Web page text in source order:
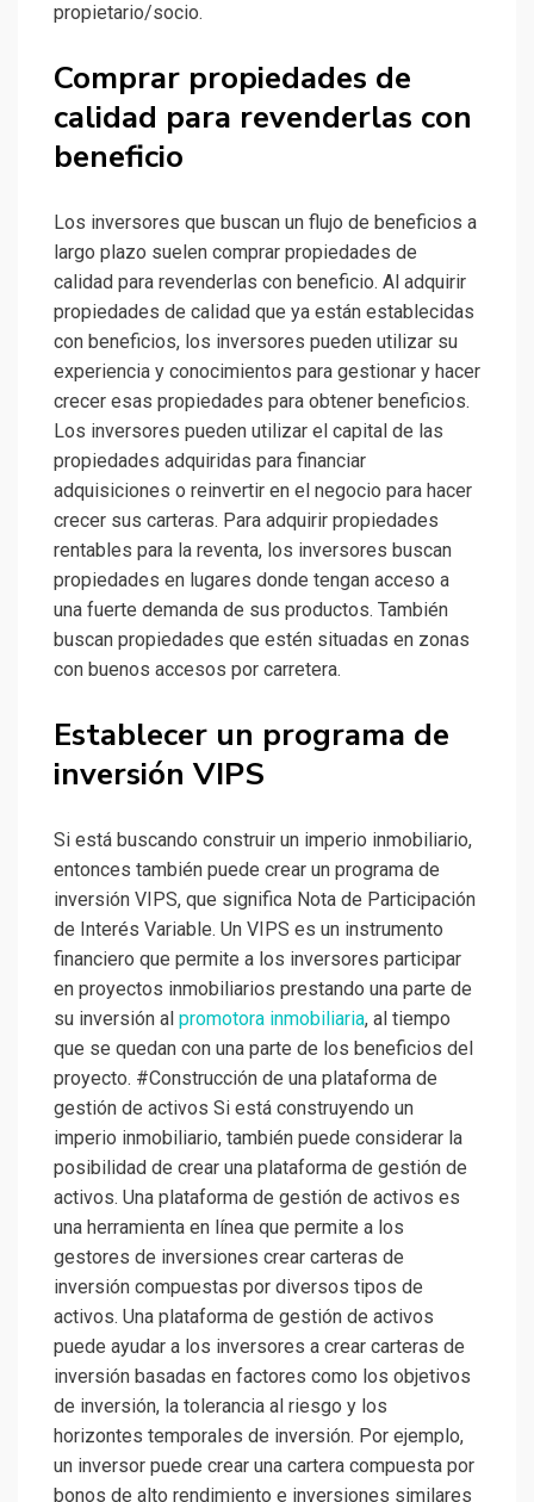
propietario/socio.
Comprar propiedades de
calidad para revenderlas con
beneficio
Los inversores que buscan un flujo de beneficios a
largo plazo suelen comprar propiedades de
calidad para revenderlas con beneficio. Al adquirir
propiedades de calidad que ya están establecidas
con beneficios, los inversores pueden utilizar su
experiencia y conocimientos para gestionar y hacer
crecer esas propiedades para obtener beneficios.
Los inversores pueden utilizar el capital de las
propiedades adquiridas para financiar
adquisiciones o reinvertir en el negocio para hacer
crecer sus carteras. Para adquirir propiedades
rentables para la reventa, los inversores buscan
propiedades en lugares donde tengan acceso a
una fuerte demanda de sus productos. También
buscan propiedades que estén situadas en zonas
con buenos accesos por carretera.
Establecer un programa de
inversión VIPS
Si está buscando construir un imperio inmobiliario,
entonces también puede crear un programa de
inversión VIPS, que significa Nota de Participación
de Interés Variable. Un VIPS es un instrumento
financiero que permite a los inversores participar
en proyectos inmobiliarios prestando una parte de
su inversión al promotora inmobiliaria, al tiempo
que se quedan con una parte de los beneficios del
proyecto. #Construcción de una plataforma de
gestión de activos Si está construyendo un
imperio inmobiliario, también puede considerar la
posibilidad de crear una plataforma de gestión de
activos. Una plataforma de gestión de activos es
una herramienta en línea que permite a los
gestores de inversiones crear carteras de
inversión compuestas por diversos tipos de
activos. Una plataforma de gestión de activos
puede ayudar a los inversores a crear carteras de
inversión basadas en factores como los objetivos
de inversión, la tolerancia al riesgo y los
horizontes temporales de inversión. Por ejemplo,
un inversor puede crear una cartera compuesta por
bonos de alto rendimiento e inversiones similares